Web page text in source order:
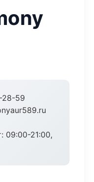
28-59
09:00-21:00,